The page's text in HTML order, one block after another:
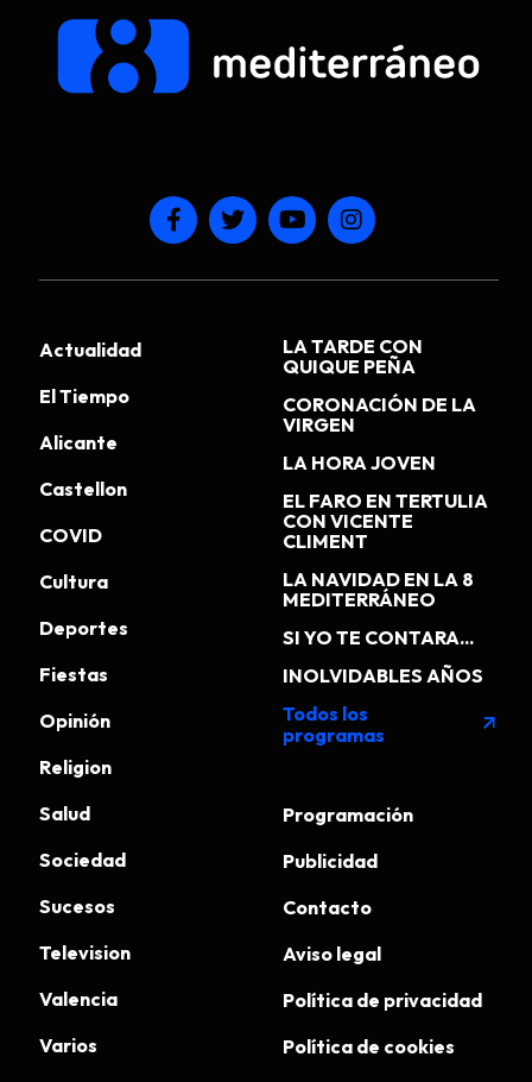
Actualidad
El Tiempo
Alicante
Castellon
COVID
Cultura
Deportes
Fiestas
Opinión
Religion
Salud
Sociedad
Sucesos
Television
Valencia
Varios
LA TARDE CON
QUIQUE PEÑA
CORONACIÓN DE LA
VIRGEN
LA HORA JOVEN
EL FARO EN TERTULIA
CON VICENTE
CLIMENT
LA NAVIDAD EN LA 8
MEDITERRÁNEO
SI YO TE CONTARA...
INOLVIDABLES AÑOS
Todos los
programas
arrow_outward
Programación
Publicidad
Contacto
Aviso legal
Política de privacidad
Política de cookies